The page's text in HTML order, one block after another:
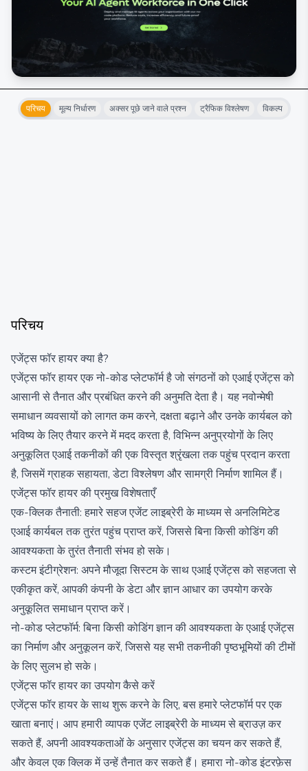
परिचय मूल्य निर्धारण अक्सर पूछे जाने वाले प्रश्न ट्रैफिक विश्लेषण विकल्प
परिचय
एजेंट्स फॉर हायर क्या है?
एजेंट्स फॉर हायर एक नो-कोड प्लेटफॉर्म है जो संगठनों को एआई एजेंट्स को
आसानी से तैनात और प्रबंधित करने की अनुमति देता है। यह नवोन्मेषी
समाधान व्यवसायों को लागत कम करने, दक्षता बढ़ाने और उनके कार्यबल को
भविष्य के लिए तैयार करने में मदद करता है, विभिन्न अनुप्रयोगों के लिए
अनुकूलित एआई तकनीकों की एक विस्तृत श्रृंखला तक पहुंच प्रदान करता
है, जिसमें ग्राहक सहायता, डेटा विश्लेषण और सामग्री निर्माण शामिल हैं।
एजेंट्स फॉर हायर की प्रमुख विशेषताएँ
एक-क्लिक तैनाती: हमारे सहज एजेंट लाइब्रेरी के माध्यम से अनलिमिटेड
एआई कार्यबल तक तुरंत पहुंच प्राप्त करें, जिससे बिना किसी कोडिंग की
आवश्यकता के तुरंत तैनाती संभव हो सके।
कस्टम इंटीग्रेशन: अपने मौजूदा सिस्टम के साथ एआई एजेंट्स को सहजता से
एकीकृत करें, आपकी कंपनी के डेटा और ज्ञान आधार का उपयोग करके
अनुकूलित समाधान प्राप्त करें।
नो-कोड प्लेटफॉर्म: बिना किसी कोडिंग ज्ञान की आवश्यकता के एआई एजेंट्स
का निर्माण और अनुकूलन करें, जिससे यह सभी तकनीकी पृष्ठभूमियों की टीमों
के लिए सुलभ हो सके।
एजेंट्स फॉर हायर का उपयोग कैसे करें
एजेंट्स फॉर हायर के साथ शुरू करने के लिए, बस हमारे प्लेटफॉर्म पर एक
खाता बनाएं। आप हमारी व्यापक एजेंट लाइब्रेरी के माध्यम से ब्राउज़ कर
सकते हैं, अपनी आवश्यकताओं के अनुसार एजेंट्स का चयन कर सकते हैं,
और केवल एक क्लिक में उन्हें तैनात कर सकते हैं। हमारा नो-कोड इंटरफ़ेस